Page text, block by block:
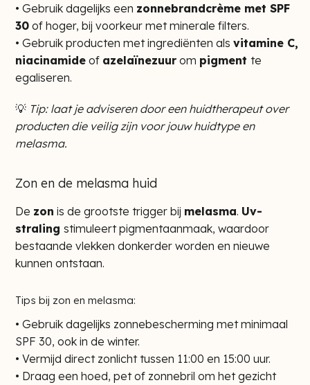
• Gebruik dagelijks een zonnebrandcrème met SPF
30 of hoger, bij voorkeur met minerale filters.
• Gebruik producten met ingrediënten als vitamine C,
niacinamide of azelaïnezuur om pigment te
egaliseren.
💡 Tip: laat je adviseren door een huidtherapeut over
producten die veilig zijn voor jouw huidtype en
melasma.
Zon en de melasma huid
De zon is de grootste trigger bij melasma. Uv-
straling stimuleert pigmentaanmaak, waardoor
bestaande vlekken donkerder worden en nieuwe
kunnen ontstaan.
Tips bij zon en melasma:
• Gebruik dagelijks zonnebescherming met minimaal
SPF 30, ook in de winter.
• Vermijd direct zonlicht tussen 11:00 en 15:00 uur.
• Draag een hoed, pet of zonnebril om het gezicht